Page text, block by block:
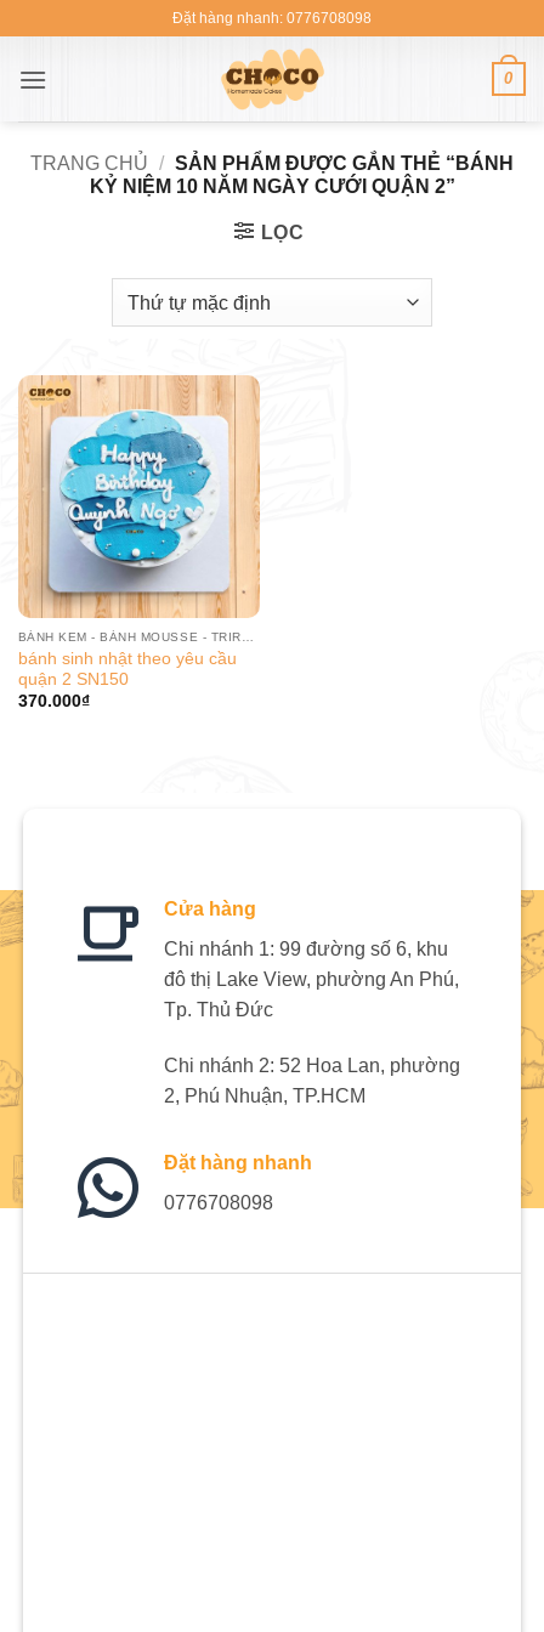
nội
Đặt hàng nhanh: 0776708098
0
TRANG CHỦ / SẢN PHẨM ĐƯỢC GẮN THẺ “BÁNH
KỶ NIỆM 10 NĂM NGÀY CƯỚI QUẬN 2”
LỌC
bánh sinh nhật theo yêu cầu
quận 2 SN150
370.000₫
Cửa hàng
Chi nhánh 1: 99 đường số 6, khu
đô thị Lake View, phường An Phú,
Tp. Thủ Đức
Chi nhánh 2: 52 Hoa Lan, phường
2, Phú Nhuận, TP.HCM
Đặt hàng nhanh
0776708098